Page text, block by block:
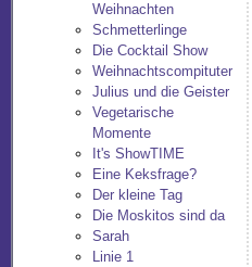
Weihnachten
Schmetterlinge
Die Cocktail Show
Weihnachtscompituter
Julius und die Geister
Vegetarische
Momente
It's ShowTIME
Eine Keksfrage?
Der kleine Tag
Die Moskitos sind da
Sarah
Linie 1